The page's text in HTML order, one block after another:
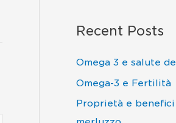
Recent Posts
Omega 3 e salute
Omega-3 e Fertilità
Proprietà e